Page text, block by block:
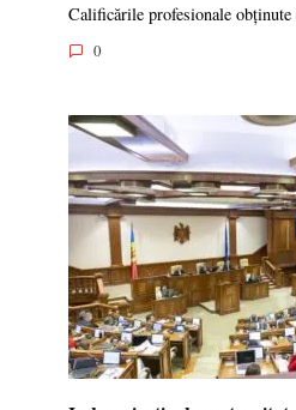
Calificările profesionale
0